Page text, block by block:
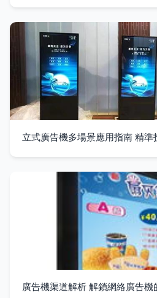
立式廣告機多場景應用指南 精準
廣告機渠道解析 解鎖網絡廣告機